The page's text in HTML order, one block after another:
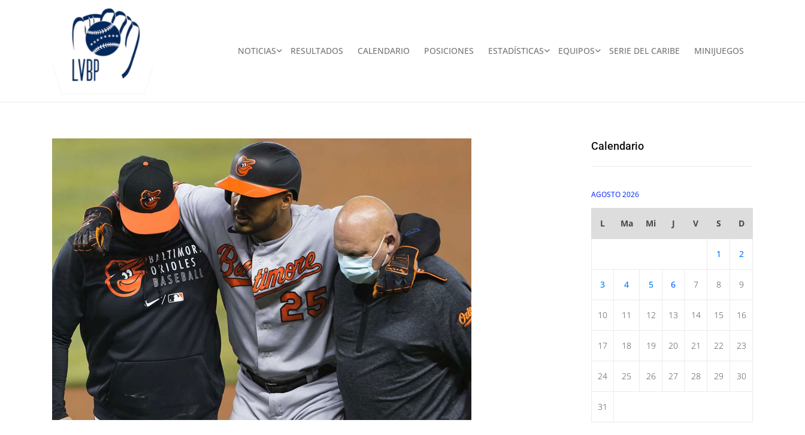
NOTICIAS RESULTADOS CALENDARIO POSICIONES ESTADÍSTICAS EQUIPOS SERIE DEL CARIBE MINIJUEGOS
Calendario
AGOSTO 2026
L Ma Mi J V S D
1 2
3 4 5 6 7 8 9
10 11 12 13 14 15 16
17 18 19 20 21 22 23
24 25 26 27 28 29 30
31